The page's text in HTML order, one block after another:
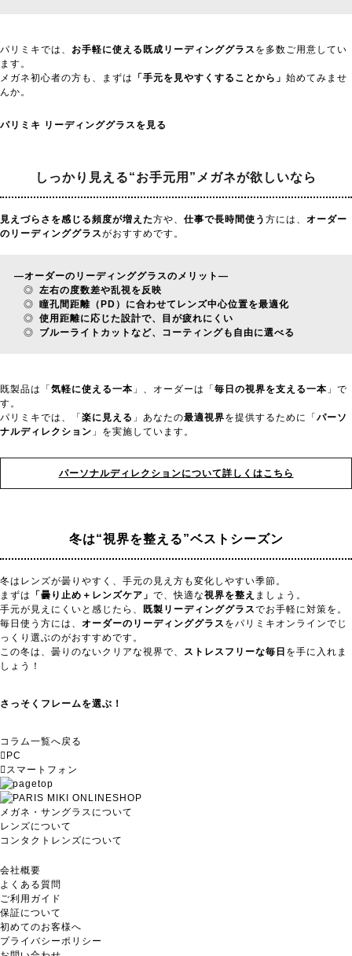
パリミキでは、 お手軽に使える既成リーディンググラス を多数ご用意してい
ます。
メガネ初心者の方も、まずは
「手元を見やすくすることから」 始めてみませ
んか。
パリミキ リーディンググラスを見る
しっかり見える“お手元用” メガネが欲しいなら
見えづらさを感じる頻度が増えた方や、 仕事で長時間使う 方には、 オーダー
のリーディンググラスがおすすめです。
—オーダーのリーディンググラスのメリット —
◎ 左右の度数差や乱視を反映
◎ 瞳孔間距離（PD）に合わせてレンズ中心位置を最適化
◎ 使用距離に応じた設計で、目が疲れにくい
◎ ブルーライトカットなど、コーティングも自由に選べる
既製品は「 気軽に使える一本 」、オーダーは「 毎日の視界を支える一本 」で
す。
パリミキでは、「 楽に見える 」あなたの最適視界を提供するために「 パーソ
ナルディレクション 」を実施しています。
パーソナルディレクションについて詳しくはこちら
冬は“視界を整える”ベストシーズン
冬はレンズが曇りやすく、手元の見え方も変化しやすい季節。
まずは
「曇り止め＋レンズケア」 で、快適な視界を整え ましょう。
手元が見えにくいと感じたら、
既製リーディンググラスでお手軽に対策を。
毎日使う方には、 オーダーのリーディンググラス をパリミキオンラインでじ
っくり選ぶのがおすすめです。
この冬は、曇りのないクリアな視界で、
ストレスフリーな毎日 を手に入れま
しょう！
さっそくフレームを選ぶ！
コラム一覧へ戻る
PC
スマートフォン
メガネ・サングラスについて
レンズについて
コンタクトレンズについて
会社概要
よくある質問
ご利用ガイド
保証について
初めてのお客様へ
プライバシーポリシー